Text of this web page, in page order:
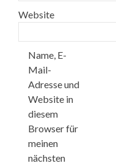
Website
Name, E-
Mail-
Adresse und
Website in
diesem
Browser für
meinen
nächsten